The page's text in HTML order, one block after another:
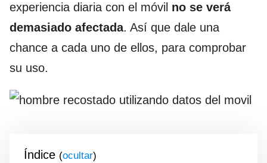
experiencia diaria con el móvil no se verá
demasiado afectada. Así que dale una
chance a cada uno de ellos, para comprobar
su uso.
Índice ( )